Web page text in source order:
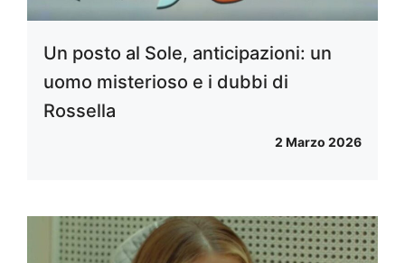
Un posto al Sole, anticipazioni: un
uomo misterioso e i dubbi di
Rossella
2 Marzo 2026